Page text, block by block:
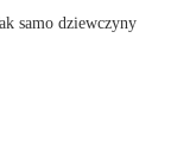
samo dziewczyny